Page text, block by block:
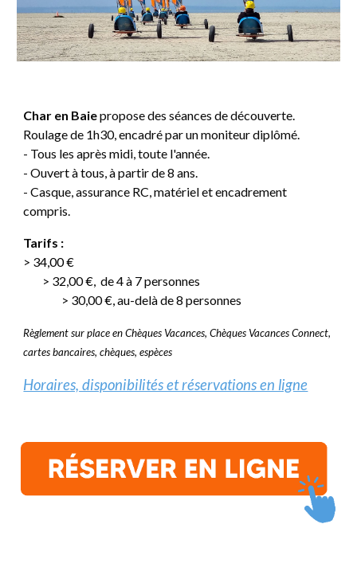
Char en Baiepropose des séances de découverte.
Roulage de 1h30, encadré par un moniteur diplômé.
- Tous les après midi, toute l'année.
- Ouvert à tous, à partir de 8 ans.
- Casque, assurance RC, matériel et encadrement
compris.
Tarifs :
> 34,00€
> 32,00€, de 4 à 7 personnes
> 30,00€,au-delà de8 personnes
Règlement sur place en Chèques Vacances, Chèques Vacances Connect,
cartes bancaires, chèques, espèces
Horaires, disponibilités et réservations en ligne